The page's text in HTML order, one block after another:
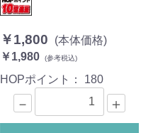
￥1,800
(本体価格)
￥1,980
(参考税込)
HOPポイント： 180
－ ＋